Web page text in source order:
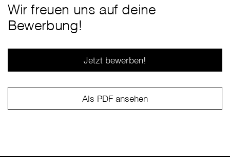
Wir freuen uns auf deine
Bewerbung!
Jetzt bewerben!
Als PDF ansehen